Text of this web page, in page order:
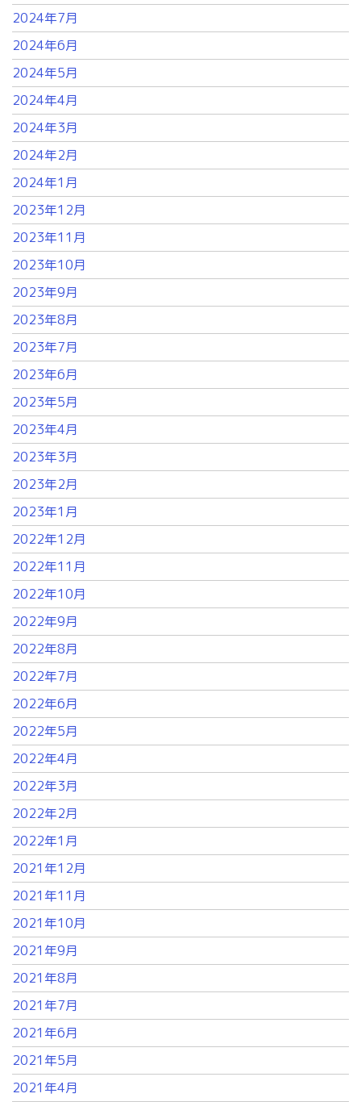
2024年7月
2024年6月
2024年5月
2024年4月
2024年3月
2024年2月
2024年1月
2023年12月
2023年11月
2023年10月
2023年9月
2023年8月
2023年7月
2023年6月
2023年5月
2023年4月
2023年3月
2023年2月
2023年1月
2022年12月
2022年11月
2022年10月
2022年9月
2022年8月
2022年7月
2022年6月
2022年5月
2022年4月
2022年3月
2022年2月
2022年1月
2021年12月
2021年11月
2021年10月
2021年9月
2021年8月
2021年7月
2021年6月
2021年5月
2021年4月